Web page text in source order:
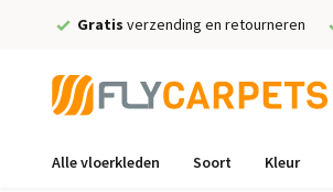
Gratis verzending en retourneren
Alle vloerkleden Soort Kleur